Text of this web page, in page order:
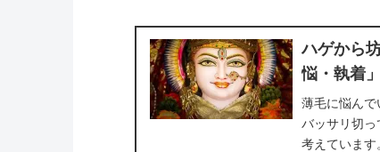
ハゲから
悩・執着
薄毛に悩ん
バッサリ切
考えています